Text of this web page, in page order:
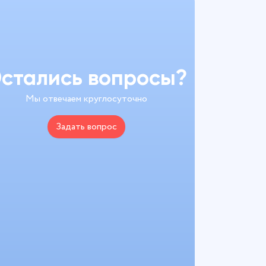
вопросы?
Мы отвечаем круглосуточно
Задать вопрос